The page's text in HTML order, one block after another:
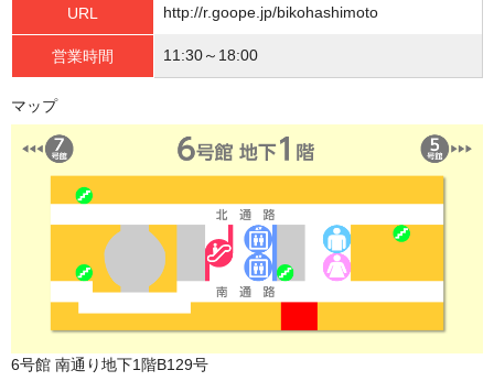
URL http://r.goope.jp/bikohashimoto
営業時間 11:30～18:00
マップ
6号館 南通り地下1階B129号